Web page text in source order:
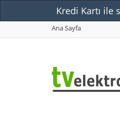
Ana Sayfa
Kredi Kartı ile